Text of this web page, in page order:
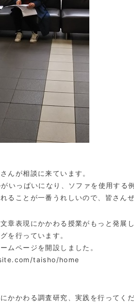
んが相談に来ています。
いっぱいになり、ソファを使用する
ることが一番うれしいので、皆さん
章表現にかかわる授業がもっと発展
を行っています。
ムページを開設しました。
taisho/home
かかわる調査研究、実践を行ってく